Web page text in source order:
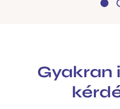
Gyakran